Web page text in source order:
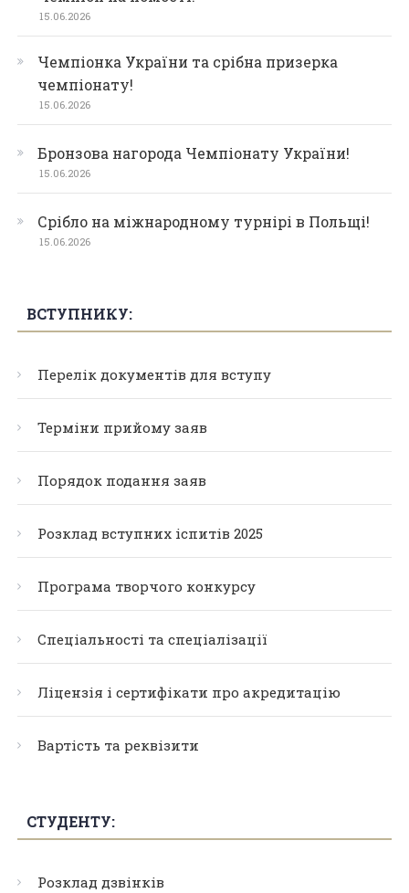
15.06.2026
Чемпіонка України та срібна призерка
чемпіонату!
15.06.2026
Бронзова нагорода Чемпіонату України!
15.06.2026
Срібло на міжнародному турнірі в Польщі!
15.06.2026
ВСТУПНИКУ:
Перелік документів для вступу
Терміни прийому заяв
Порядок подання заяв
Розклад вступних іспитів 2025
Програма творчого конкурсу
Спеціальності та спеціалізації
Ліцензія і сертифікати про акредитацію
Вартість та реквізити
СТУДЕНТУ:
Розклад дзвінків